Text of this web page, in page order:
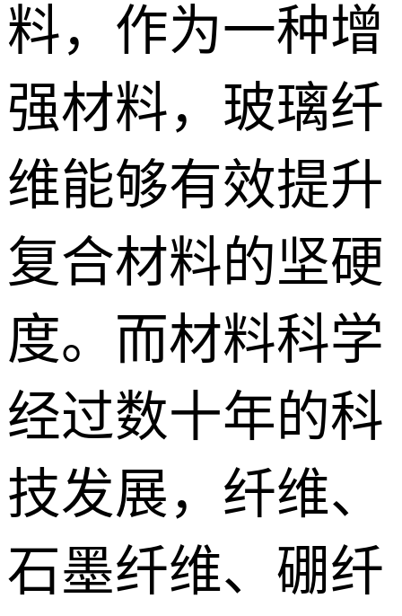
料，作为一种增
强材料，玻璃纤
维能够有效提升
复合材料的坚硬
度。而材料科学
经过数十年的科
技发展，纤维、
石墨纤维、硼纤